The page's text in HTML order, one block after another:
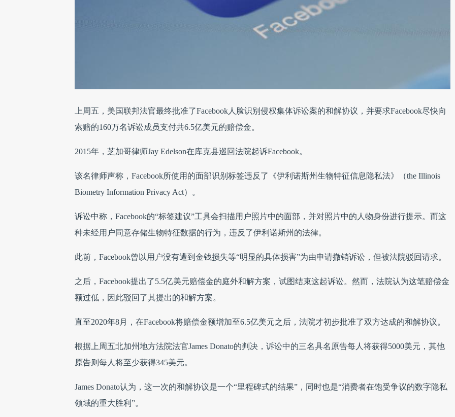
上周五，美国联邦法官最终批准了Facebook人脸识别侵权集体诉讼案的和解协议，并要求Facebook尽快向
索赔的160万名诉讼成员支付共6.5亿美元的赔偿金。
2015年，芝加哥律师Jay Edelson在库克县巡回法院起诉Facebook。
该名律师声称，Facebook所使用的面部识别标签违反了《伊利诺斯州生物特征信息隐私法》（the Illinois
Biometry Information Privacy Act）。
诉讼中称，Facebook的“标签建议”工具会扫描用户照片中的面部，并对照片中的人物身份进行提示。而这
种未经用户同意存储生物特征数据的行为，违反了伊利诺斯州的法律。
此前，Facebook曾以用户没有遭到金钱损失等“明显的具体损害”为由申请撤销诉讼，但被法院驳回请求。
之后，Facebook提出了5.5亿美元赔偿金的庭外和解方案，试图结束这起诉讼。然而，法院认为这笔赔偿金
额过低，因此驳回了其提出的和解方案。
直至2020年8月，在Facebook将赔偿金额增加至6.5亿美元之后，法院才初步批准了双方达成的和解协议。
根据上周五北加州地方法院法官James Donato的判决，诉讼中的三名具名原告每人将获得5000美元，其他
原告则每人将至少获得345美元。
James Donato认为，这一次的和解协议是一个“里程碑式的结果”，同时也是“消费者在饱受争议的数字隐私
领域的重大胜利”。